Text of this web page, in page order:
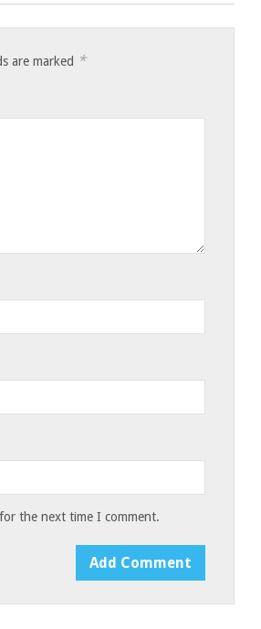
are marked *
the next time I comment.